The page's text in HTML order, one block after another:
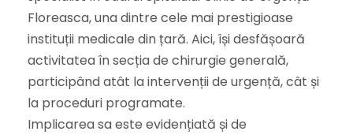
Floreasca, una dintre cele mai prestigioase
instituții medicale din țară. Aici, își desfășoară
activitatea în secția de chirurgie generală,
participând atât la intervenții de urgență, cât și
la proceduri programate.
Implicarea sa este evidențiată și de